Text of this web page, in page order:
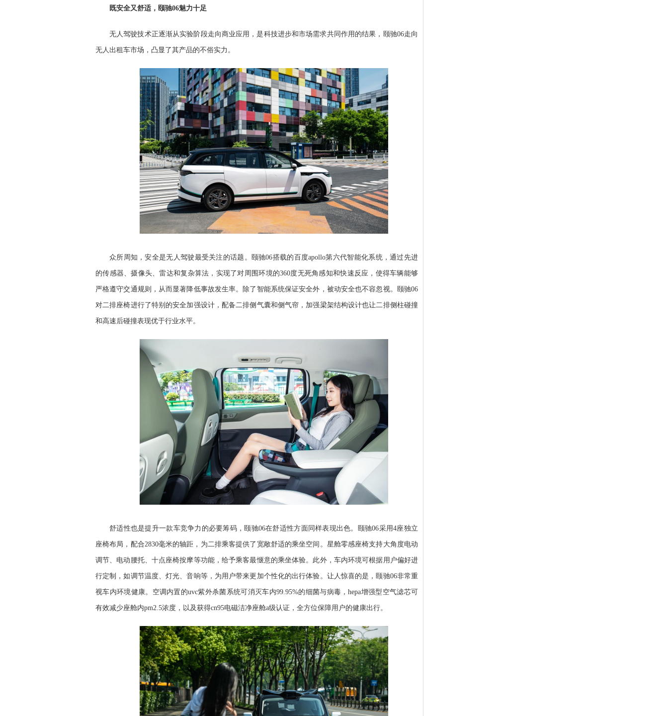
既安全又舒适，颐驰06魅力十足
无人驾驶技术正逐渐从实验阶段走向商业应用，是科技进步和市场需求共同作用的结果，颐驰06走向
无人出租车市场，凸显了其产品的不俗实力。
众所周知，安全是无人驾驶最受关注的话题。颐驰06搭载的百度apollo第六代智能化系统，通过先进
的传感器、摄像头、雷达和复杂算法，实现了对周围环境的360度无死角感知和快速反应，使得车辆能够
严格遵守交通规则，从而显著降低事故发生率。除了智能系统保证安全外，被动安全也不容忽视。颐驰06
对二排座椅进行了特别的安全加强设计，配备二排侧气囊和侧气帘，加强梁架结构设计也让二排侧柱碰撞
和高速后碰撞表现优于行业水平。
舒适性也是提升一款车竞争力的必要筹码，颐驰06在舒适性方面同样表现出色。颐驰06采用4座独立
座椅布局，配合2830毫米的轴距，为二排乘客提供了宽敞舒适的乘坐空间。星舱零感座椅支持大角度电动
调节、电动腰托、十点座椅按摩等功能，给予乘客最惬意的乘坐体验。此外，车内环境可根据用户偏好进
行定制，如调节温度、灯光、音响等，为用户带来更加个性化的出行体验。让人惊喜的是，颐驰06非常重
视车内环境健康。空调内置的uvc紫外杀菌系统可消灭车内99.95%的细菌与病毒，hepa增强型空气滤芯可
有效减少座舱内pm2.5浓度，以及获得cn95电磁洁净座舱a级认证，全方位保障用户的健康出行。